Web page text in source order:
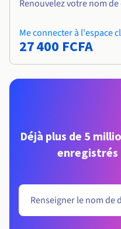
Renouvelez votre nom
Me connecter à l'espace
27 400 FCFA
Déjà plus de 5
enregistrés